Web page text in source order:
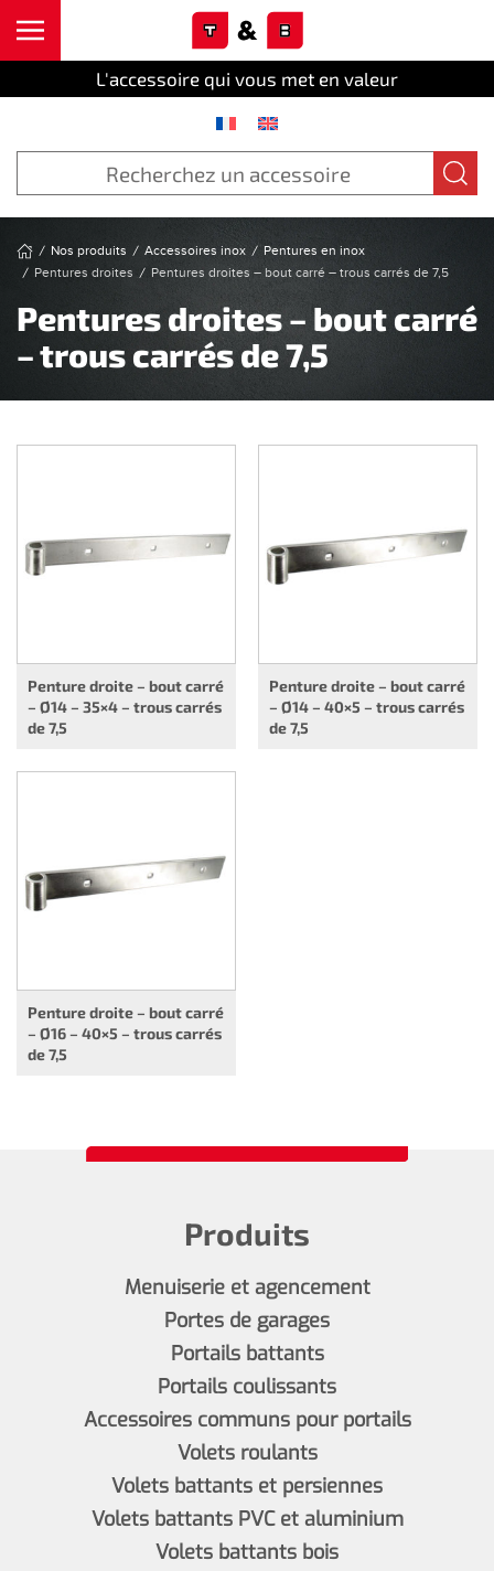
L'accessoire qui vous met en valeur
Nos produits Accessoires inox
Pentures en inox
Pentures droites
Pentures droites – bout carré – trous carrés de 7,5
Pentures droites – bout carré
– trous carrés de 7,5
Penture droite – bout carré
– Ø14 – 35×4 – trous carrés
de 7,5
Penture droite – bout carré
– Ø14 – 40×5 – trous carrés
de 7,5
Penture droite – bout carré
– Ø16 – 40×5 – trous carrés
de 7,5
Produits
Menuiserie et agencement
Portes de garages
Portails battants
Portails coulissants
Accessoires communs pour portails
Volets roulants
Volets battants et persiennes
Volets battants PVC et aluminium
Volets battants bois
Cookies management panel